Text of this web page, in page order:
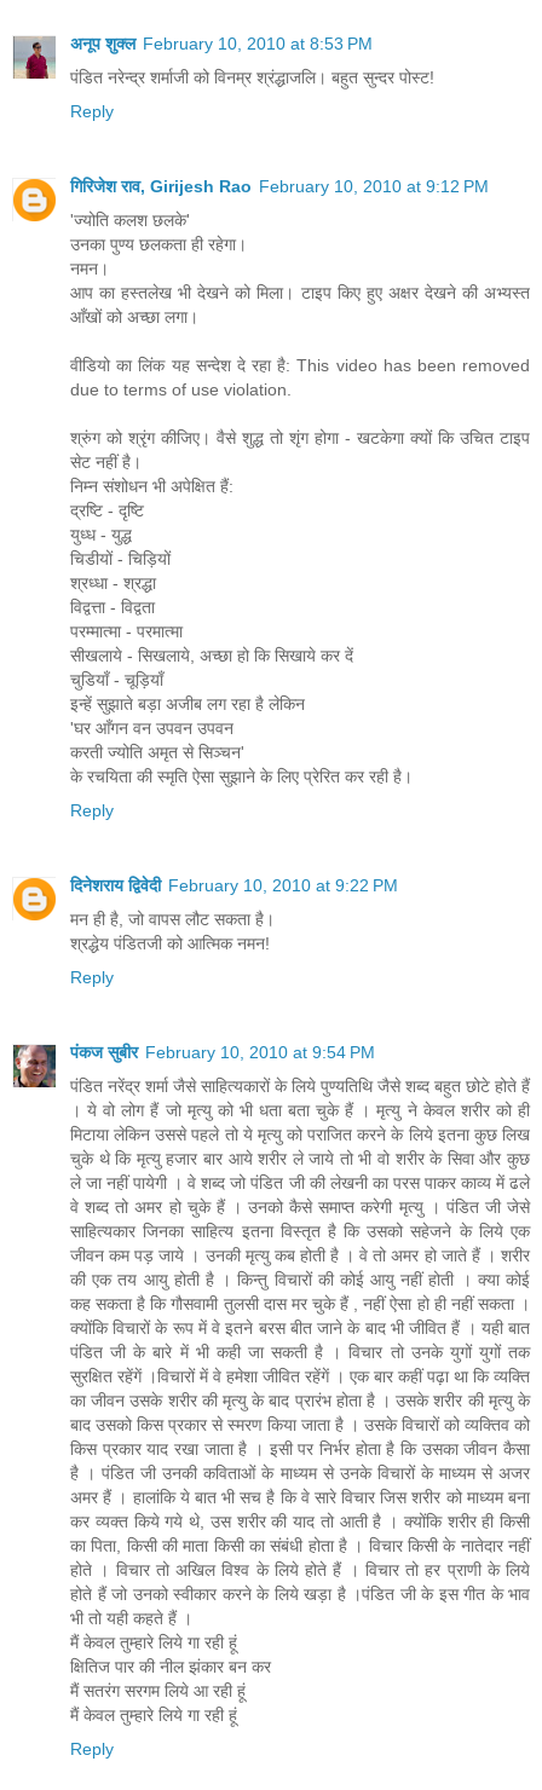
अनूप शुक्ल February 10, 2010 at 8:53 PM
पंडित नरेन्द्र शर्माजी को विनम्र श्रंद्धाजलि। बहुत सुन्दर पोस्ट!
Reply
गिरिजेश राव, Girijesh Rao February 10, 2010 at 9:12 PM
'ज्योति कलश छलके'
उनका पुण्य छलकता ही रहेगा।
नमन।
आप का हस्तलेख भी देखने को मिला। टाइप किए हुए अक्षर देखने की अभ्यस्त
आँखों को अच्छा लगा।
वीडियो का लिंक यह सन्देश दे रहा है: This video has been removed
due to terms of use violation.
श्रुंग को श्रृंग कीजिए। वैसे शुद्ध तो शृंग होगा - खटकेगा क्यों कि उचित टाइप
सेट नहीं है।
निम्न संशोधन भी अपेक्षित हैं:
द्रष्टि - दृष्टि
युध्ध - युद्ध
चिडीयों - चिड़ियों
श्रध्धा - श्रद्धा
विद्वत्ता - विद्वता
परम्मात्मा - परमात्मा
सीखलाये - सिखलाये, अच्छा हो कि सिखाये कर दें
चुडियाँ - चूड़ियाँ
इन्हें सुझाते बड़ा अजीब लग रहा है लेकिन
'घर आँगन वन उपवन उपवन
करती ज्योति अमृत से सिञ्चन'
के रचयिता की स्मृति ऐसा सुझाने के लिए प्रेरित कर रही है।
Reply
दिनेशराय द्विवेदी February 10, 2010 at 9:22 PM
मन ही है, जो वापस लौट सकता है।
श्रद्धेय पंडितजी को आत्मिक नमन!
Reply
पंकज सुबीर February 10, 2010 at 9:54 PM
पंडित नरेंद्र शर्मा जैसे साहित्‍यकारों के लिये पुण्‍यतिथि जैसे शब्‍द बहुत छोटे होते हैं
। ये वो लोग हैं जो मृत्‍यु को भी धता बता चुके हैं । मृत्‍यु ने केवल शरीर को ही
मिटाया लेकिन उससे पहले तो ये मृत्‍यु को पराजित करने के लिये इतना कुछ लिख
चुके थे कि मृत्‍यु हजार बार आये शरीर ले जाये तो भी वो शरीर के सिवा और कुछ
ले जा नहीं पायेगी । वे शब्‍द जो पंडित जी की लेखनी का परस पाकर काव्‍य में ढले
वे शब्‍द तो अमर हो चुके हैं । उनको कैसे समाप्‍त करेगी मृत्‍यु । पंडित जी जेसे
साहित्‍यकार जिनका साहित्‍य इतना विस्‍तृत है कि उसको सहेजने के लिये एक
जीवन कम पड़ जाये । उनकी मृत्‍यु कब होती है । वे तो अमर हो जाते हैं । शरीर
की एक तय आयु होती है । किन्‍तु विचारों की कोई आयु नहीं होती । क्‍या कोई
कह सकता है कि गौसवामी तुलसी दास मर चुके हैं , नहीं ऐसा हो ही नहीं सकता ।
क्‍योंकि विचारों के रूप में वे इतने बरस बीत जाने के बाद भी जीवित हैं । यही बात
पंडित जी के बारे में भी कही जा सकती है । विचार तो उनके युगों युगों तक
सुरक्षित रहेंगें ।विचारों में वे हमेशा जीवित रहेंगें । एक बार कहीं पढ़ा था कि व्‍यक्ति
का जीवन उसके शरीर की मृत्‍यु के बाद प्रारंभ होता है । उसके शरीर की मृत्‍यु के
बाद उसको किस प्रकार से स्‍मरण किया जाता है । उसके विचारों को व्‍यक्तिव को
किस प्रकार याद रखा जाता है । इसी पर निर्भर होता है कि उसका जीवन कैसा
है । पंडित जी उनकी कविताओं के माध्‍यम से उनके विचारों के माध्‍यम से अजर
अमर हैं । हालांकि ये बात भी सच है कि वे सारे विचार जिस शरीर को माध्‍यम बना
कर व्‍यक्‍त किये गये थे, उस शरीर की याद तो आती है । क्‍योंकि शरीर ही किसी
का पिता, किसी की माता किसी का संबंधी होता है । विचार किसी के नातेदार नहीं
होते । विचार तो अखिल विश्‍व के लिये होते हैं । विचार तो हर प्राणी के लिये
होते हैं जो उनको स्‍वीकार करने के लिये खड़ा है ।पंडित जी के इस गीत के भाव
भी तो यही कहते हैं ।
मैं केवल तुम्‍हारे लिये गा रही हूं
क्षितिज पार की नील झंकार बन कर
मैं सतरंग सरगम लिये आ रही हूं
मैं केवल तुम्‍हारे लिये गा रही हूं
Reply